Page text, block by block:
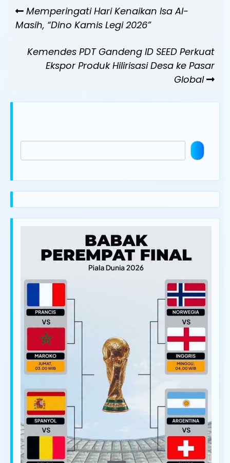
pos
Previous
Post
Memperingati Hari Kenaikan Isa Al-
Masih, “Dino Kamis Legi 2026”
Next
Kemendes PDT Gandeng ID SEED Perkuat
Ekspor Produk Hilirisasi Desa ke Pasar
Global